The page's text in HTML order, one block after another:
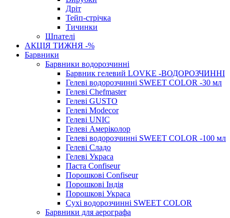
Дріт
Тейп-стрічка
Тичинки
Шпателі
АКЦІЯ ТИЖНЯ -%
Барвники
Барвники водорозчинні
Барвник гелевий LOVKE -ВОДОРОЗЧИННІ
Гелеві водорозчинні SWEET COLOR -30 мл
Гелеві Chefmaster
Гелеві GUSTO
Гелеві Modecor
Гелеві UNIC
Гелеві Амеріколор
Гелеві водорозчинні SWEET COLOR -100 мл
Гелеві Сладо
Гелеві Украса
Паста Confiseur
Порошкові Confiseur
Порошкові Індія
Порошкові Украса
Сухі водорозчинні SWEET COLOR
Барвники для аерографа